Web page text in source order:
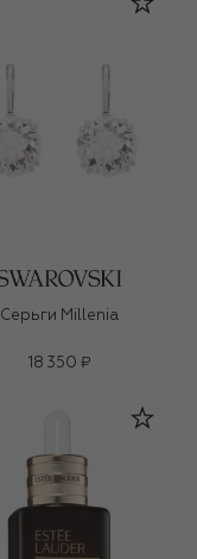
Серьги Millenia
18 350 ₽